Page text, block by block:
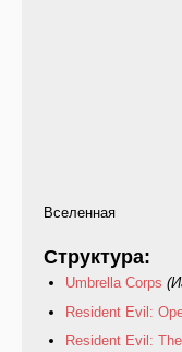
Вселенная
Структура:
Umbrella Corps
Resident Evil:
Resident Evil: